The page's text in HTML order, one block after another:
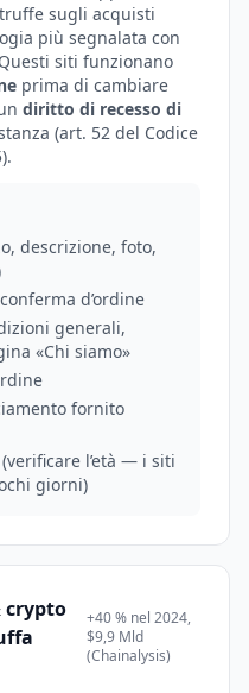
sugli acquisti
più segnalata con
siti funzionano
prima di cambiare
diritto di recesso di
(art. 52 del Codice
descrizione, foto,
d’ordine
generali,
«Chi siamo»
fornito
l’età — i siti
giorni)
crypto
+40 % nel 2024,
$9,9 Mld
(Chainalysis)